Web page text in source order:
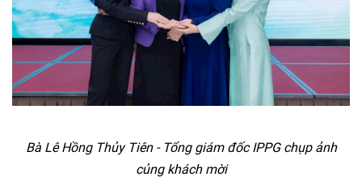
Bà Lê Hồng Thủy Tiên - Tổng giám đốc IPPG chụp ảnh
củng khách mời